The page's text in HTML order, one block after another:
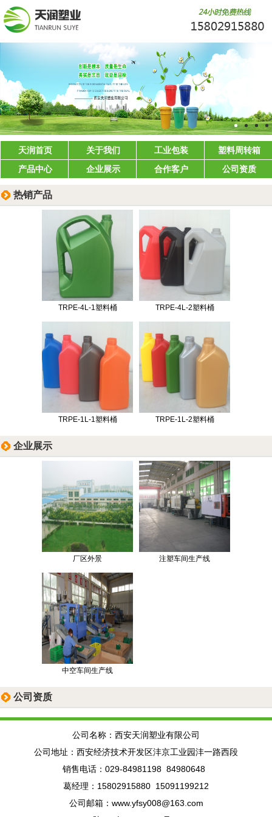
天润首页 关于我们 工业包装
塑料周转箱
产品中心
企业展示 合作客户 公司资质
热销产品
TRPE-4L-1塑料桶 TRPE-4L-2塑料桶
TRPE-1L-1塑料桶 TRPE-1L-2塑料桶
企业展示
厂区外景 注塑车间生产线
中空车间生产线
公司资质
公司名称：西安天润塑业有限公司
公司地址：西安经济技术开发区沣京工业园沣一路西段
销售电话：029-84981198 84980648
葛经理：15802915880 15091199212
公司邮箱：www.yfsy008@163.com